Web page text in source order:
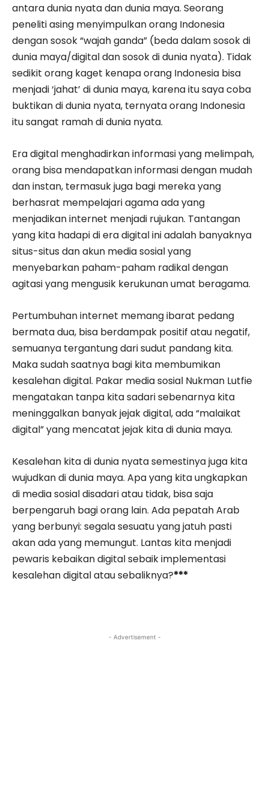
antara dunia nyata dan dunia maya. Seorang
peneliti asing menyimpulkan orang Indonesia
dengan sosok “wajah ganda” (beda dalam sosok di
dunia maya/digital dan sosok di dunia nyata). Tidak
sedikit orang kaget kenapa orang Indonesia bisa
menjadi ‘jahat’ di dunia maya, karena itu saya coba
buktikan di dunia nyata, ternyata orang Indonesia
itu sangat ramah di dunia nyata.
Era digital menghadirkan informasi yang melimpah,
orang bisa mendapatkan informasi dengan mudah
dan instan, termasuk juga bagi mereka yang
berhasrat mempelajari agama ada yang
menjadikan internet menjadi rujukan. Tantangan
yang kita hadapi di era digital ini adalah banyaknya
situs-situs dan akun media sosial yang
menyebarkan paham-paham radikal dengan
agitasi yang mengusik kerukunan umat beragama.
Pertumbuhan internet memang ibarat pedang
bermata dua, bisa berdampak positif atau negatif,
semuanya tergantung dari sudut pandang kita.
Maka sudah saatnya bagi kita membumikan
kesalehan digital. Pakar media sosial Nukman Lutfie
mengatakan tanpa kita sadari sebenarnya kita
meninggalkan banyak jejak digital, ada “malaikat
digital” yang mencatat jejak kita di dunia maya.
Kesalehan kita di dunia nyata semestinya juga kita
wujudkan di dunia maya. Apa yang kita ungkapkan
di media sosial disadari atau tidak, bisa saja
berpengaruh bagi orang lain. Ada pepatah Arab
yang berbunyi: segala sesuatu yang jatuh pasti
akan ada yang memungut. Lantas kita menjadi
pewaris kebaikan digital sebaik implementasi
kesalehan digital atau sebaliknya?***
- Advertisement -